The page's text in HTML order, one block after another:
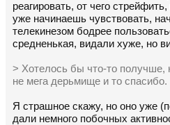
реагировать, от чего
уже начинаешь чувствовать,
телекинезом бодрее
средненькая, видали хуже, но
> Хотелось бы что-то получше,
не мега дерьмище и то спасибо.
Я страшное скажу, но оно уже
дали немного побочных